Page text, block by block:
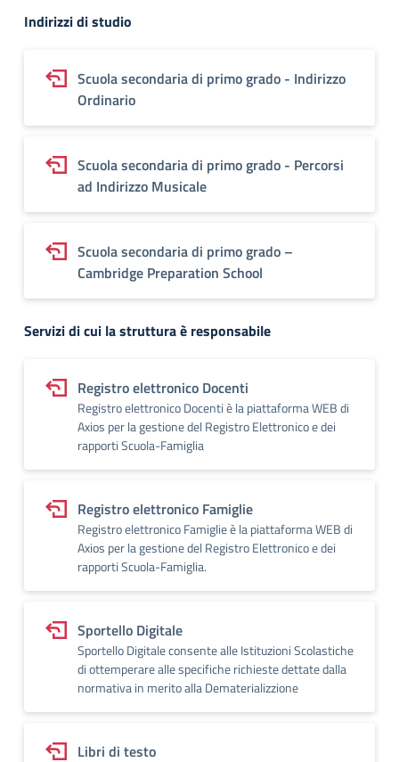
Indirizzi di studio
Scuola secondaria di primo grado - Indirizzo
Ordinario
Scuola secondaria di primo grado - Percorsi
ad Indirizzo Musicale
Scuola secondaria di primo grado –
Cambridge Preparation School
Servizi di cui la struttura è responsabile
Registro elettronico Docenti
Registro elettronico Docenti è la piattaforma WEB di
Axios per la gestione del Registro Elettronico e dei
rapporti Scuola-Famiglia
Registro elettronico Famiglie
Registro elettronico Famiglie è la piattaforma WEB di
Axios per la gestione del Registro Elettronico e dei
rapporti Scuola-Famiglia.
Sportello Digitale
Sportello Digitale consente alle Istituzioni Scolastiche
di ottemperare alle specifiche richieste dettate dalla
normativa in merito alla Dematerializzione
Libri di testo